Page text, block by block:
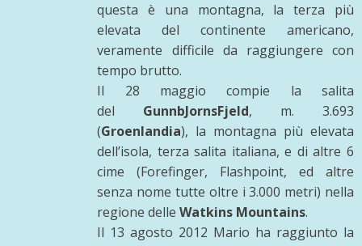
questa è una montagna, la terza più
elevata del continente americano,
veramente difficile da raggiungere con
tempo brutto.
Il 28 maggio compie la salita
del GunnbJornsFjeld, m. 3.693
(Groenlandia), la montagna più elevata
dell’isola, terza salita italiana, e di altre 6
cime (Forefinger, Flashpoint, ed altre
senza nome tutte oltre i 3.000 metri) nella
regione delleWatkins Mountains.
Il 13 agosto 2012 Mario ha raggiunto la